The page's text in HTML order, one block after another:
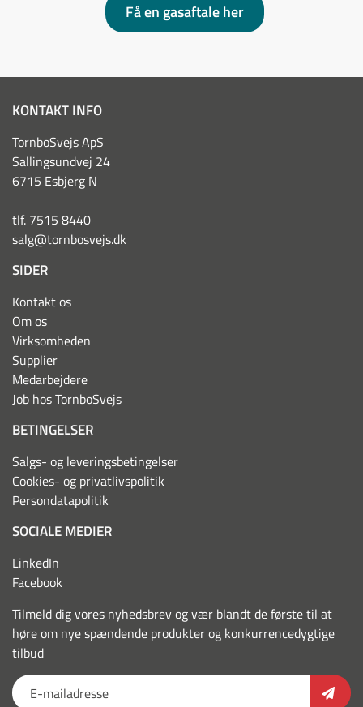
Få en gasaftale her
KONTAKT INFO
TornboSvejs ApS
Sallingsundvej 24
6715 Esbjerg N
tlf. 7515 8440
salg@tornbosvejs.dk
SIDER
Kontakt os
Om os
Virksomheden
Supplier
Medarbejdere
Job hos TornboSvejs
BETINGELSER
Salgs- og leveringsbetingelser
Cookies- og privatlivspolitik
Persondatapolitik
SOCIALE MEDIER
LinkedIn
Facebook
Tilmeld dig vores nyhedsbrev og vær blandt de første til at
høre om nye spændende produkter og konkurrencedygtige
tilbud